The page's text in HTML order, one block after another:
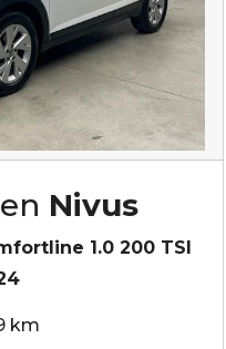
Nivus
1.0 200 TSI
km